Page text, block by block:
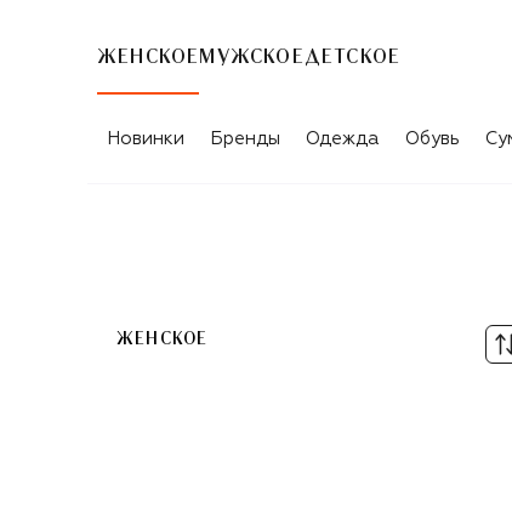
ЖЕНСКОЕ МУЖСКОЕ ДЕТСКОЕ
КАТАЛОГ ТОВАРОВ CASATO
Новинки Бренды Одежда Обувь
ЖЕНСКОЕ